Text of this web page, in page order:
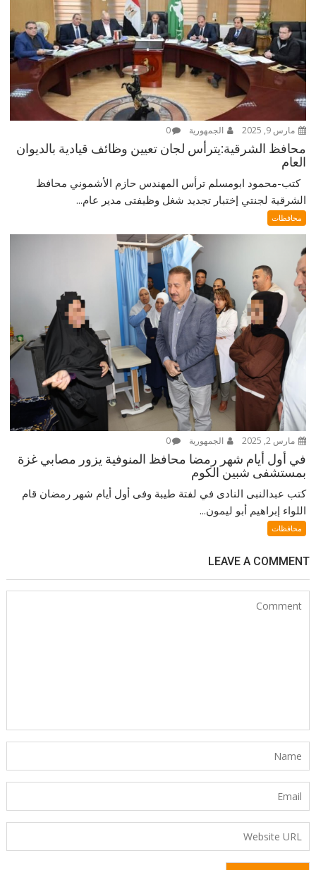
مارس 9, 2025 الجمهورية 0
محافظ الشرقية:يترأس لجان تعيين وظائف قيادية بالديوان
العام
كتب-محمود ابومسلم ترأس المهندس حازم الأشموني محافظ
الشرقية لجنتي إختبار تجديد شغل وظيفتى مدير عام...
محافظات
مارس 2, 2025 الجمهورية 0
في أول أيام شهر رمضا محافظ المنوفية يزور مصابي غزة
بمستشفى شبين الكوم
كتب عبدالنبى النادى في لفتة طيبة وفى أول أيام شهر رمضان قام
اللواء إبراهيم أبو ليمون...
محافظات
LEAVE A COMMENT